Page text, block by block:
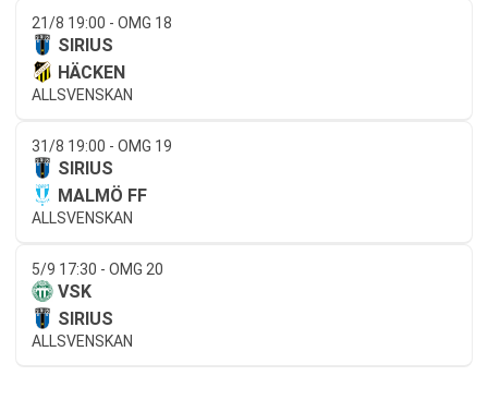
21/8 19:00 - OMG 18
SIRIUS
HÄCKEN
ALLSVENSKAN
31/8 19:00 - OMG 19
SIRIUS
MALMÖ FF
ALLSVENSKAN
5/9 17:30 - OMG 20
VSK
SIRIUS
ALLSVENSKAN